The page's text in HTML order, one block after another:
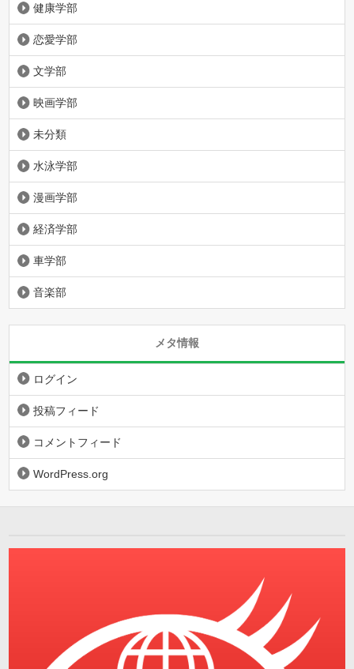
健康学部
恋愛学部
文学部
映画学部
未分類
水泳学部
漫画学部
経済学部
車学部
音楽部
メタ情報
ログイン
投稿フィード
コメントフィード
WordPress.org